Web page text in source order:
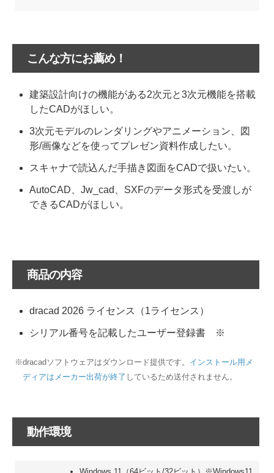
こんな方にお薦め！
建築設計向けの機能がある2次元と3次元機能を搭載
したCADがほしい。
3次元モデルのレンダリングやアニメーション、図
形/画像などを使ってプレゼン資料作成したい。
スキャナで読込んだ手描き図面をCADで扱いたい。
AutoCAD、Jw_cad、SXFのデータ形式を受渡しが
できるCADがほしい。
商品の内容
dracad 2026 ライセンス（1ライセンス）
シリアル番号を記載したユーザー登録書 ※
※dracadソフトウェアはダウンロード提供です。 インストール用メ
ディアはメーカー出荷が終了 しているため送付されません。
動作環境